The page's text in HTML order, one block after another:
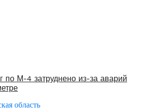
по М-4 затруднено из-за аварий
область